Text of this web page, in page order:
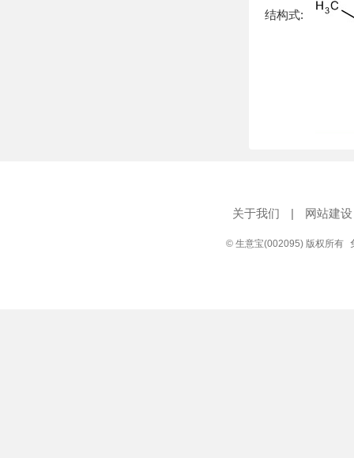
结构式:
关于我们 | 网站建设
© 生意宝(002095) 版权所有